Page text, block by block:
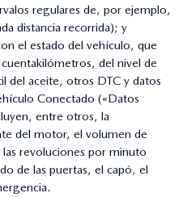
regulares de, por ejemplo,
distancia recorrida); y
el estado del vehículo, que
del nivel de
del aceite, otros DTC y datos
Conectado («Datos
entre otros, la
del motor, el volumen de
revoluciones por minuto
de las puertas, el capó, el